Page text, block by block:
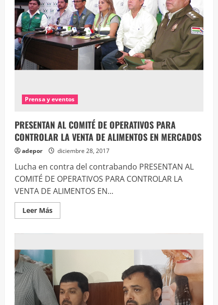
Prensa y eventos
PRESENTAN AL COMITÉ DE OPERATIVOS PARA
CONTROLAR LA VENTA DE ALIMENTOS EN MERCADOS
adepor diciembre 28, 2017
Lucha en contra del contrabando PRESENTAN AL
COMITÉ DE OPERATIVOS PARA CONTROLAR LA
VENTA DE ALIMENTOS EN...
Leer MásLeer
más
COMITÉ
DE
OPERATIVOS
PARA
CONTROLAR
LA
VENTA
DE